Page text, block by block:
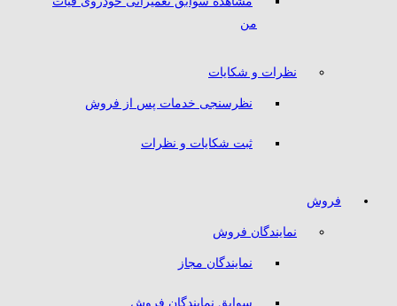
من
نظرات و شکایات
نظرسنجی خدمات پس از فروش
ثبت شکایات و نظرات
فروش
نمایندگان فروش
نمایندگان مجاز
سوابق نمایندگان فروش